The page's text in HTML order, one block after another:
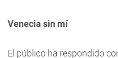
Venecia sin mí
El público ha respondido